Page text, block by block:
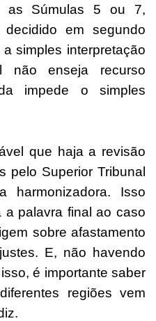
as Súmulas 5 ou 7,
em segundo
simples interpretação
não enseja recurso
impede o simples
que haja a revisão
pelo Superior Tribunal
harmonizadora. Isso
a palavra final ao caso
sobre afastamento
E, não havendo
é importante saber
regiões vem